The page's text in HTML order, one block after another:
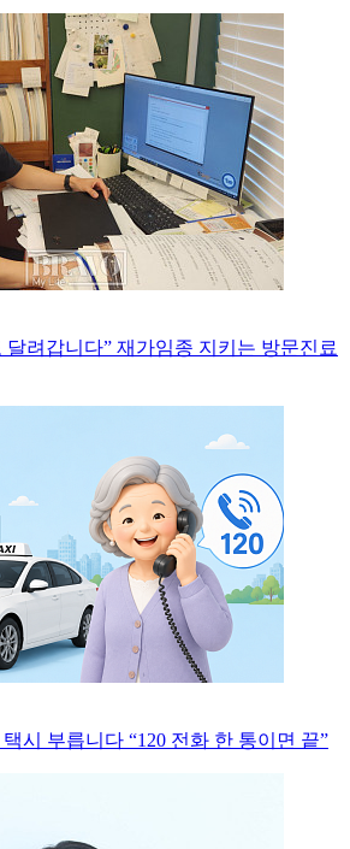
달려갑니다” 재가임종 지키는 방문진료
시 부릅니다 “120 전화 한 통이면 끝”